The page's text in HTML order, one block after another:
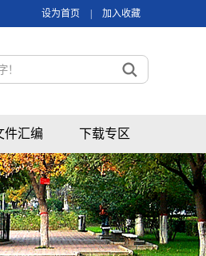
设为首页 加入收藏
件汇编 下载专区